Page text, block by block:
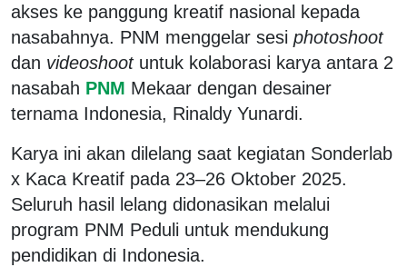
akses ke panggung kreatif nasional kepada
nasabahnya. PNM menggelar sesi photoshoot
dan videoshootuntuk kolaborasi karya antara 2
nasabah PNM Mekaar dengan desainer
ternama Indonesia, Rinaldy Yunardi.
Karya ini akan dilelang saat kegiatan Sonderlab
x Kaca Kreatif pada 23–26 Oktober 2025.
Seluruh hasil lelang didonasikan melalui
program PNM Peduli untuk mendukung
pendidikan di Indonesia.